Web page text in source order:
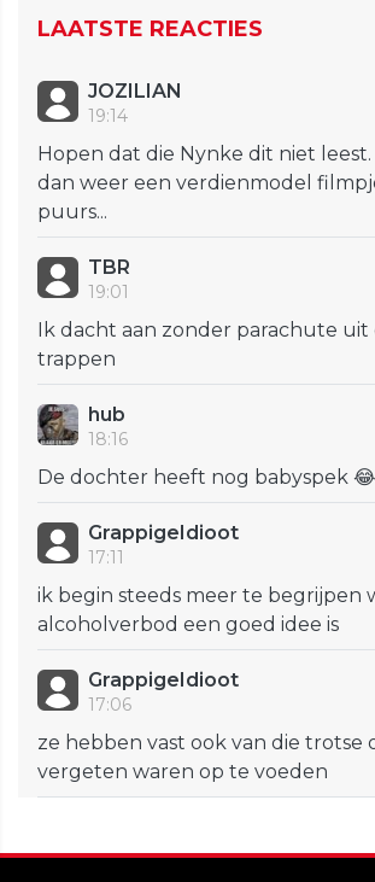
LAATSTE REACTIES
JOZILIAN
19:14
Hopen dat die Nynke dit niet
dan weer een verdienmodel
puurs...
TBR
19:01
Ik dacht aan zonder parachute
trappen
hub
18:16
De dochter heeft nog babyspek 😂
GrappigeIdioot
17:11
ik begin steeds meer te begrijpen
alcoholverbod een goed idee is
GrappigeIdioot
17:06
ze hebben vast ook van die trotse
vergeten waren op te voeden